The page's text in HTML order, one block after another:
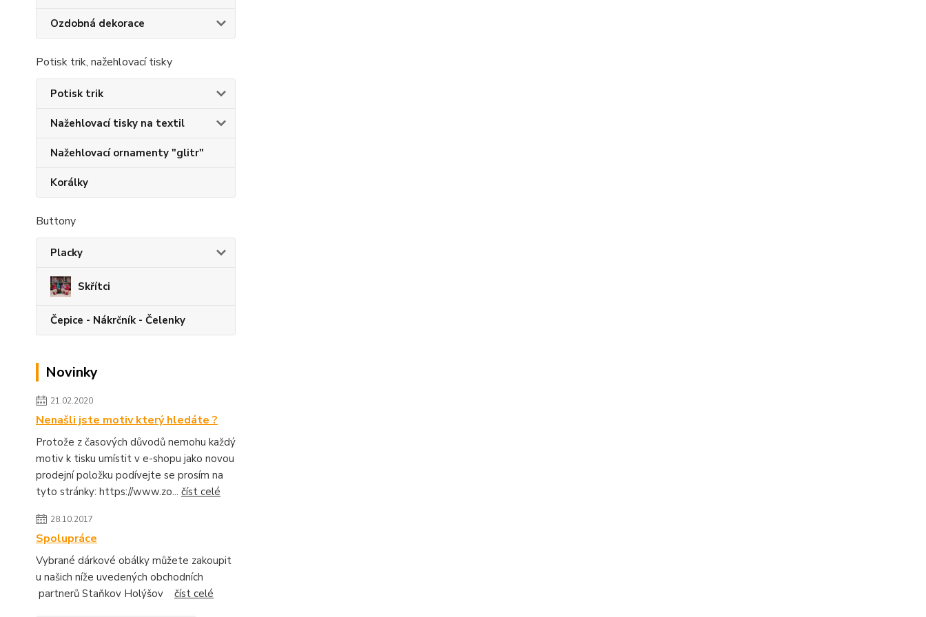
Ozdobná dekorace
Potisk trik, nažehlovací tisky
Potisk trik
Nažehlovací tisky na textil
Nažehlovací ornamenty "glitr"
Korálky
Buttony
Placky
Skřítci
Čepice - Nákrčník - Čelenky
Novinky
21.02.2020
Nenašli jste motiv který hledáte ?
Protože z časových důvodů nemohu každý
motiv k tisku umístit v e-shopu jako novou
prodejní položku podívejte se prosím na
tyto stránky: https://www.zo... číst celé
28.10.2017
Spolupráce
Vybrané dárkové obálky můžete zakoupit
u našich níže uvedených obchodních
partnerů Staňkov Holýšov číst celé